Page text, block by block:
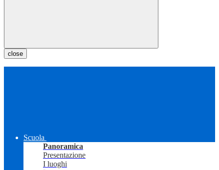
close
Scuola
Panoramica
Presentazione
I luoghi